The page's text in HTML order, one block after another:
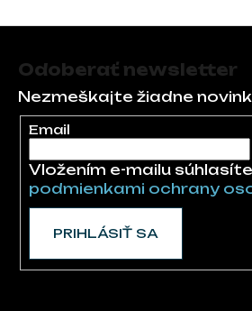
Odoberať newsletter
Nezmeškajte žiadne
Email
Vložením e-mailu
podmienkami ochrany
PRIHLÁSIŤ SA